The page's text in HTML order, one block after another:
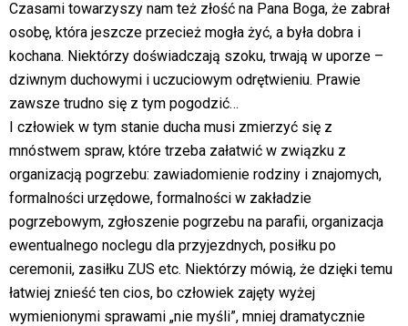
Czasami towarzyszy nam też złość na Pana Boga, że zabrał
osobę, która jeszcze przecież mogła żyć, a była dobra i
kochana. Niektórzy doświadczają szoku, trwają w uporze –
dziwnym duchowymi i uczuciowym odrętwieniu. Prawie
zawsze trudno się z tym pogodzić…
I człowiek w tym stanie ducha musi zmierzyć się z
mnóstwem spraw, które trzeba załatwić w związku z
organizacją pogrzebu: zawiadomienie rodziny i znajomych,
formalności urzędowe, formalności w zakładzie
pogrzebowym, zgłoszenie pogrzebu na parafii, organizacja
ewentualnego noclegu dla przyjezdnych, posiłku po
ceremonii, zasiłku ZUS etc. Niektórzy mówią, że dzięki temu
łatwiej znieść ten cios, bo człowiek zajęty wyżej
wymienionymi sprawami „nie myśli”, mniej dramatycznie